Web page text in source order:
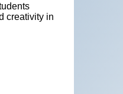
creativity in